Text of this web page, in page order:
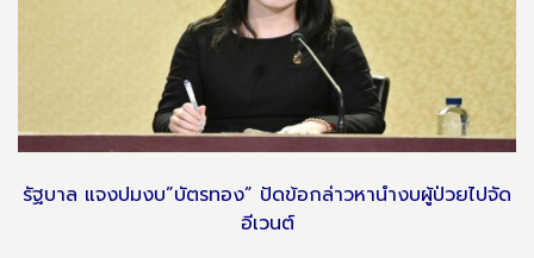
รัฐบาล แจงปมงบ”บัตรทอง” ปัดข้อกล่าวหานำงบผู้ป่วยไปจัด
อีเวนต์